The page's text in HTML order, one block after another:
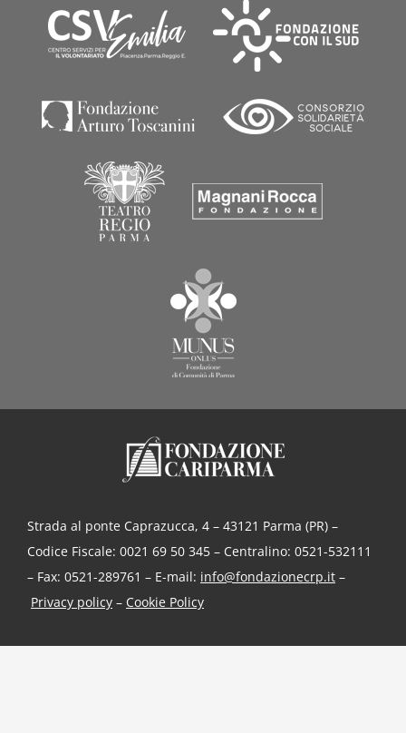
Strada al ponte Caprazucca, 4 – 43121 Parma (PR) –
Codice Fiscale: 0021 69 50 345 – Centralino: 0521-532111
– Fax: 0521-289761 – E-mail: info@fondazionecrp.it–
Privacy policy– Cookie Policy